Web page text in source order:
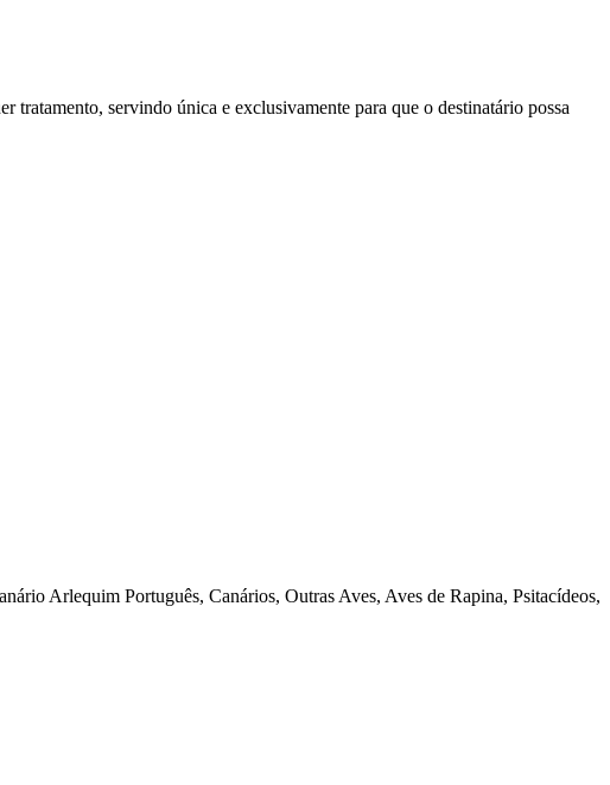
tratamento, servindo única e exclusivamente para que o destinatário possa
Arlequim Português, Canários, Outras Aves, Aves de Rapina, Psitacídeos,